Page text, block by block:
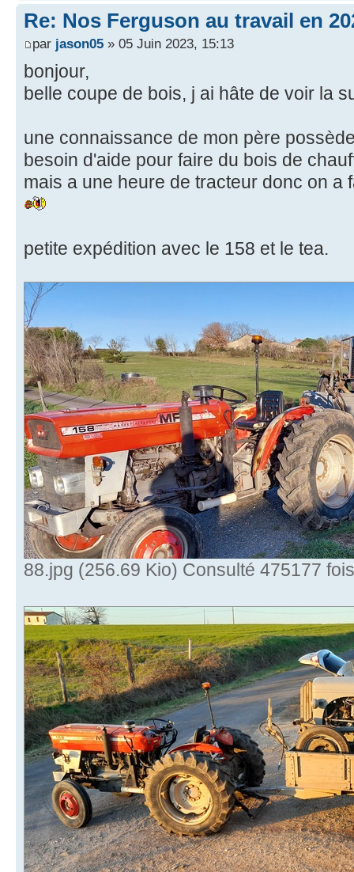
Re: Nos Ferguson au travail en
par jason05 » 05 Juin 2023, 15:13
bonjour,
belle coupe de bois, j ai hâte de voir la
une connaissance de mon père
besoin d'aide pour faire du bois de
mais a une heure de tracteur donc on a
petite expédition avec le 158 et le tea.
88.jpg (256.69 Kio) Consulté 475177 fois